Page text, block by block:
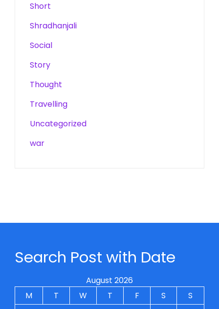
Short
Shradhanjali
Social
Story
Thought
Travelling
Uncategorized
war
Search Post with Date
August 2026
M
T W T F S
S